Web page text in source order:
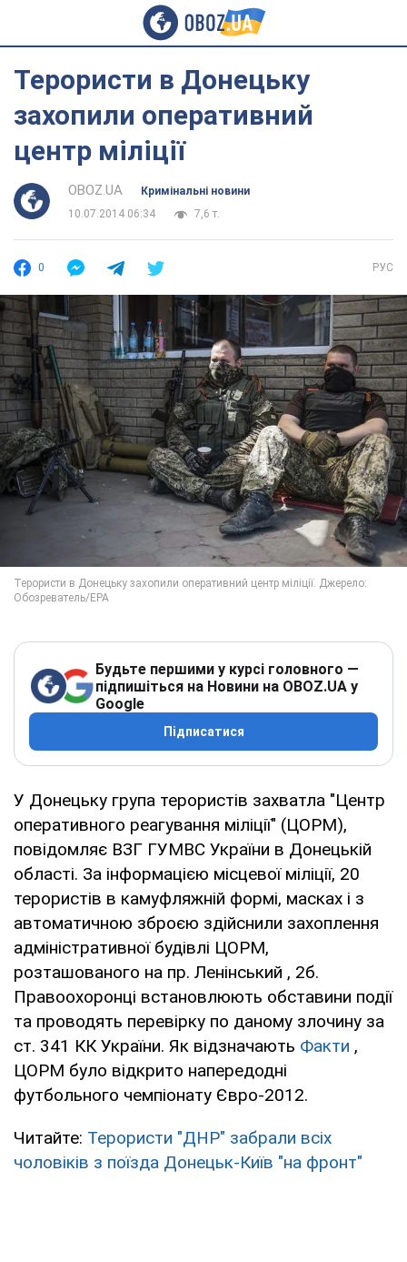
Терористи в Донецьку
захопили оперативний
центр міліції
OBOZ.UA
Кримінальні новини
10.07.2014 06:34
7,6 т.
0 РУС
Будьте першими у курсі головного —
підпишіться на Новини на OBOZ.UA у
Google
Підписатися
У Донецьку група терористів захватла "Центр
оперативного реагування міліції" (ЦОРМ),
повідомляє ВЗГ ГУМВС України в Донецькій
області. За інформацією місцевої міліції, 20
терористів в камуфляжній формі, масках і з
автоматичною зброєю здійснили захоплення
адміністративної будівлі ЦОРМ,
розташованого на пр. Ленінський , 2б.
Правоохоронці встановлюють обставини події
та проводять перевірку по даному злочину за
ст. 341 КК України. Як відзначають Факти ,
ЦОРМ було відкрито напередодні
футбольного чемпіонату Євро-2012.
Читайте: Терористи "ДНР" забрали всіх
чоловіків з поїзда Донецьк-Київ "на фронт"